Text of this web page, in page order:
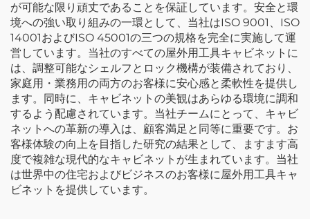
が可能な限り頑丈であることを保証しています。安全と環
境への強い取り組みの一環として、当社はISO 9001、ISO
14001およびISO 45001の三つの規格を完全に実施して運
営しています。当社のすべての屋外用工具キャビネットに
は、調整可能なシェルフとロック機構が装備されており、
家庭用・業務用の両方のお客様に安心感と柔軟性を提供し
ます。同時に、キャビネットの美観はあらゆる環境に調和
するよう配慮されています。当社チームにとって、キャビ
ネットへの革新の導入は、顧客満足と同等に重要です。お
客様体験の向上を目指した研究の結果として、ますます高
度で複雑な現代的なキャビネットが生まれています。当社
は世界中の住宅およびビジネスのお客様に屋外用工具キャ
ビネットを提供しています。